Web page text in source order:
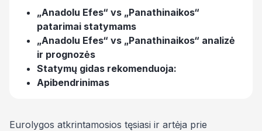
„Anadolu Efes“ vs „Panathinaikos“
patarimai statymams
„Anadolu Efes“ vs „Panathinaikos“ analizė
ir prognozės
Statymų gidas rekomenduoja:
Apibendrinimas
Eurolygos atkrintamosios tęsiasi ir artėja prie